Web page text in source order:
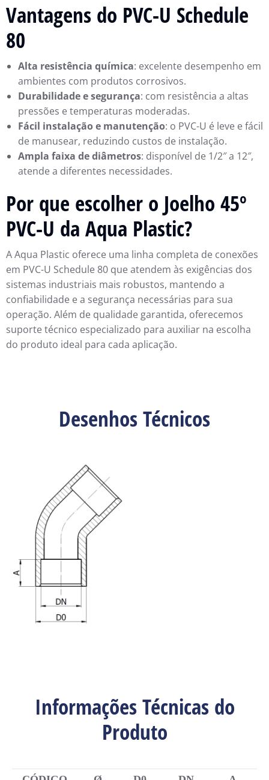
Vantagens do PVC-U Schedule
80
Alta resistência química: excelente desempenho em
ambientes com produtos corrosivos.
Durabilidade e segurança: com resistência a altas
pressões e temperaturas moderadas.
Fácil instalação e manutenção: o PVC-U é leve e fácil
de manusear, reduzindo custos de instalação.
Ampla faixa de diâmetros: disponível de 1/2″ a 12″,
atende a diferentes necessidades.
Por que escolher o Joelho 45º
PVC-U da Aqua Plastic?
A Aqua Plastic oferece uma linha completa de conexões
em PVC-U Schedule 80 que atendem às exigências dos
sistemas industriais mais robustos, mantendo a
confiabilidade e a segurança necessárias para sua
operação. Além de qualidade garantida, oferecemos
suporte técnico especializado para auxiliar na escolha
do produto ideal para cada aplicação.
Desenhos Técnicos
Informações Técnicas do
Produto